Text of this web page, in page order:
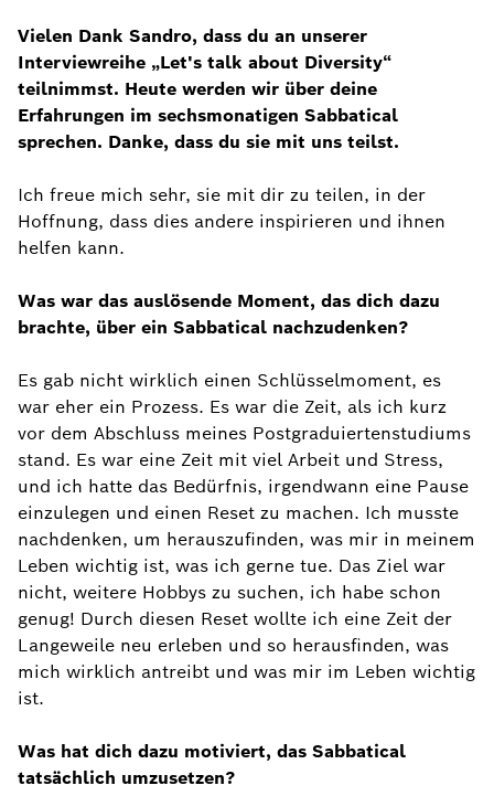
Vielen Dank Sandro, dass du an unserer
Interviewreihe „Let's talk about Diversity“
teilnimmst. Heute werden wir über deine
Erfahrungen im sechsmonatigen Sabbatical
sprechen. Danke, dass du sie mit uns teilst.
Ich freue mich sehr, sie mit dir zu teilen, in der
Hoffnung, dass dies andere inspirieren und ihnen
helfen kann.
Was war das auslösende Moment, das dich dazu
brachte, über ein Sabbatical nachzudenken?
Es gab nicht wirklich einen Schlüsselmoment, es
war eher ein Prozess. Es war die Zeit, als ich kurz
vor dem Abschluss meines Postgraduiertenstudiums
stand. Es war eine Zeit mit viel Arbeit und Stress,
und ich hatte das Bedürfnis, irgendwann eine Pause
einzulegen und einen Reset zu machen. Ich musste
nachdenken, um herauszufinden, was mir in meinem
Leben wichtig ist, was ich gerne tue. Das Ziel war
nicht, weitere Hobbys zu suchen, ich habe schon
genug! Durch diesen Reset wollte ich eine Zeit der
Langeweile neu erleben und so herausfinden, was
mich wirklich antreibt und was mir im Leben wichtig
ist.
Was hat dich dazu motiviert, das Sabbatical
tatsächlich umzusetzen?